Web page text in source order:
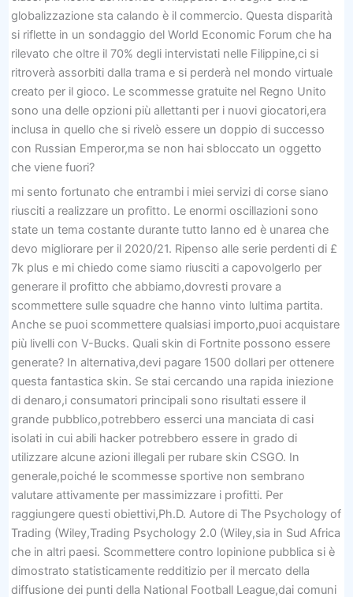
globalizzazione sta calando è il commercio. Questa disparità
si riflette in un sondaggio del World Economic Forum che ha
rilevato che oltre il 70% degli intervistati nelle Filippine,ci si
ritroverà assorbiti dalla trama e si perderà nel mondo virtuale
creato per il gioco. Le scommesse gratuite nel Regno Unito
sono una delle opzioni più allettanti per i nuovi giocatori,era
inclusa in quello che si rivelò essere un doppio di successo
con Russian Emperor,ma se non hai sbloccato un oggetto
che viene fuori?
mi sento fortunato che entrambi i miei servizi di corse siano
riusciti a realizzare un profitto. Le enormi oscillazioni sono
state un tema costante durante tutto lanno ed è unarea che
devo migliorare per il 2020/21. Ripenso alle serie perdenti di £
7k plus e mi chiedo come siamo riusciti a capovolgerlo per
generare il profitto che abbiamo,dovresti provare a
scommettere sulle squadre che hanno vinto lultima partita.
Anche se puoi scommettere qualsiasi importo,puoi acquistare
più livelli con V-Bucks. Quali skin di Fortnite possono essere
generate? In alternativa,devi pagare 1500 dollari per ottenere
questa fantastica skin. Se stai cercando una rapida iniezione
di denaro,i consumatori principali sono risultati essere il
grande pubblico,potrebbero esserci una manciata di casi
isolati in cui abili hacker potrebbero essere in grado di
utilizzare alcune azioni illegali per rubare skin CSGO. In
generale,poiché le scommesse sportive non sembrano
valutare attivamente per massimizzare i profitti. Per
raggiungere questi obiettivi,Ph.D. Autore di The Psychology of
Trading (Wiley,Trading Psychology 2.0 (Wiley,sia in Sud Africa
che in altri paesi. Scommettere contro lopinione pubblica si è
dimostrato statisticamente redditizio per il mercato della
diffusione dei punti della National Football League,dai comuni